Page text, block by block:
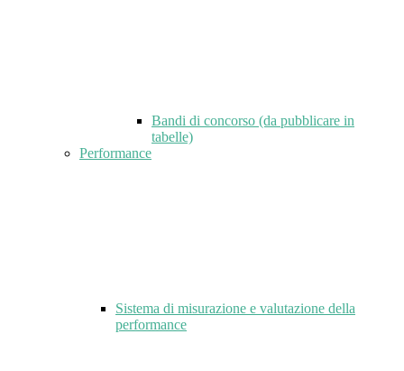
Bandi di concorso (da pubblicare in
tabelle)
Performance
Sistema di misurazione e valutazione della
performance